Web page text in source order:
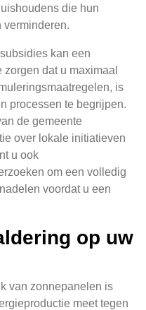
die hun
verminderen.
kan een
dat u maximaal
is
processen te begrijpen.
de gemeente
over lokale initiatieven
u ook
om een volledig
voordat u een
op uw
van zonnepanelen is
meet tegen